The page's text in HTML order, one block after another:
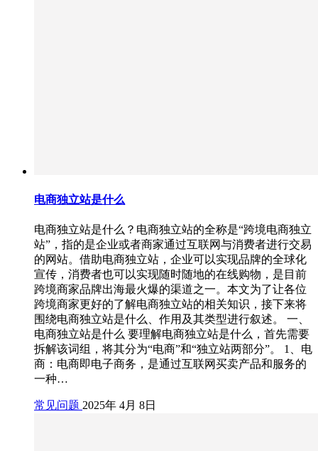
电商独立站是什么
电商独立站是什么？电商独立站的全称是“跨境电商独立
站”，指的是企业或者商家通过互联网与消费者进行交易
的网站。借助电商独立站，企业可以实现品牌的全球化
宣传，消费者也可以实现随时随地的在线购物，是目前
跨境商家品牌出海最火爆的渠道之一。本文为了让各位
跨境商家更好的了解电商独立站的相关知识，接下来将
围绕电商独立站是什么、作用及其类型进行叙述。 一、
电商独立站是什么 要理解电商独立站是什么，首先需要
拆解该词组，将其分为“电商”和“独立站两部分”。 1、电
商：电商即电子商务，是通过互联网买卖产品和服务的
一种…
常见问题 2025年 4月 8日